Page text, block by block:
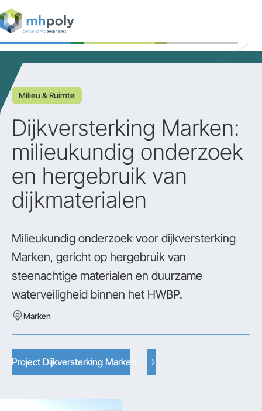
Expertises
Projecten
Werken bij
Contact
Milieu & Ruimte
Dijkversterking Marken:
milieukundig onderzoek
en hergebruik van
dijkmaterialen
Milieukundig onderzoek voor dijkversterking
Marken, gericht op hergebruik van
steenachtige materialen en duurzame
waterveiligheid binnen het HWBP.
Marken
Project Dijkversterking Marken